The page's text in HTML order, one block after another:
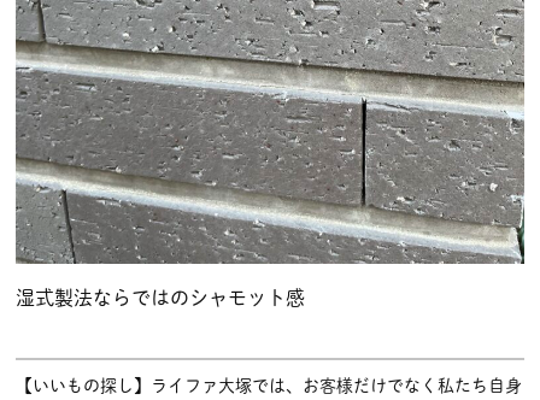
湿式製法ならではのシャモット感
【いいもの探し】ライファ大塚では、お客様だけでなく私たち自身